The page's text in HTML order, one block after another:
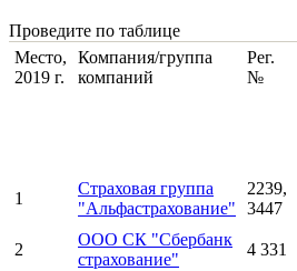
Проведите по таблице
Место,
2019 г.
Компания/группа
компаний
Рег.
№
1
Страховая группа
"Альфастрахование"
2239,
3447
2
ООО СК "Сбербанк
страхование"
4 331